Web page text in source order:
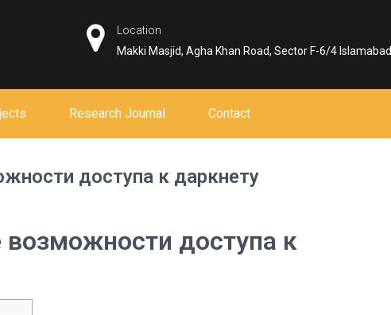
Location
Makki Masjid, Agha Khan Road, Sector F-6/4 Islamabad
Research Journal Contact
доступа к даркнету
доступа к